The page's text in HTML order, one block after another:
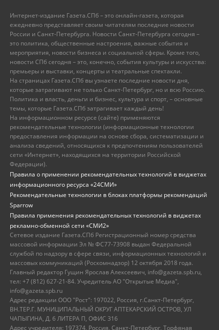
Интернет-издание Газета.СПб – это онлайн-газета, которая
ежедневно представляет своим читателям последние новости
России и Санкт-Петербурга. Новости Санкт-Петербурга сегодня –
это политика, общественные настроения, важные события и
мероприятия, новости бизнеса и социальной сферы. Кроме того,
новости СПб сегодня – это, конечно, события культуры и искусства:
премьеры и выставки, концерты и театральные спектакли.
На страницах Газета.СПб вы узнаете последние новости дня,
которые затрагивают не только Санкт-Петербург, но и всю Россию.
Политика и власть, деньги и бизнес, культура и спорт, – основные
темы, которые Газета.СПб затрагивает каждый день!
На информационном ресурсе (сайте) применяются
рекомендательные технологии (информационные технологии
предоставления информации на основе сбора, систематизации и
анализа сведений, относящихся к предпочтениям пользователей
сети «Интернет», находящихся на территории Российской
Федерации).
Правила о применении рекомендательных технологий в виджетах
информационного ресурса «24СМИ»
Рекомендательные технологии в блоках платформы рекомендаций
Sparrow
Правила применения рекомендательных технологий в виджетах
рекламно-обменной сети «СМИ2»
Сетевое издание Газета.СПб Регистрационный номер средства
массовой информации Эл № ФС77-73908 выдан Федеральной
службой по надзору в сфере связи, информационных технологий и
массовых коммуникаций (Роскомнадзор) 12 октября 2018 года.
Главный редактор Гущин Ярослав Алексеевич, info@gazeta.spb.ru,
тел: +7 (812) 627-21-84. Учредитель АО "Открытые Медиа",
info@gazeta.spb.ru
Адрес редакции ООО "Рост": 197022, Россия, г.Санкт-Петербург,
ВН.ТЕР.Г. МУНИЦИПАЛЬНЫЙ ОКРУГ АПТЕКАРСКИЙ ОСТРОВ, УЛ
ЧАПЫГИНА, Д. 6 ЛИТЕРА П, ОФИС 316
Адрес учредителя: 197374, Россия, Санкт-Петербург, Торфяная